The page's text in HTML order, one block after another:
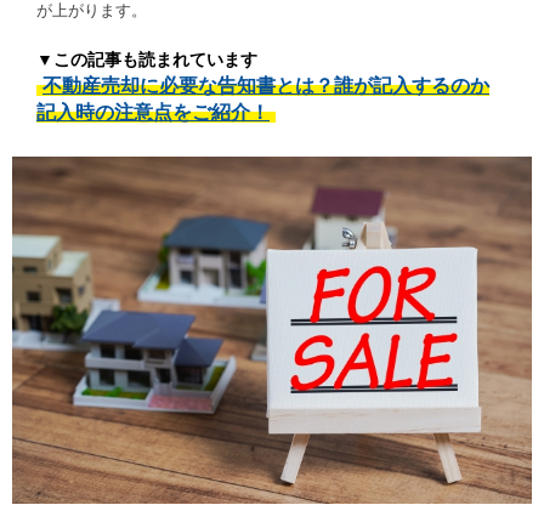
が上がります。
▼この記事も読まれています
不動産売却に必要な告知書とは？誰が記入するのか
記入時の注意点をご紹介！